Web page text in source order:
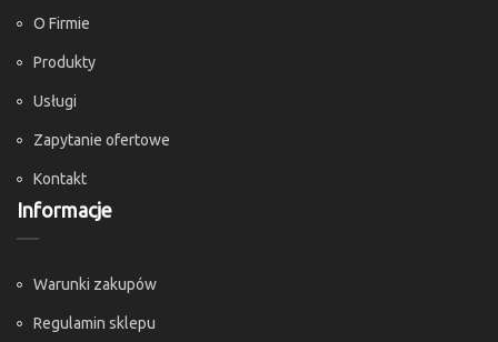
O Firmie
Produkty
Usługi
Zapytanie ofertowe
Kontakt
Informacje
Warunki zakupów
Regulamin sklepu